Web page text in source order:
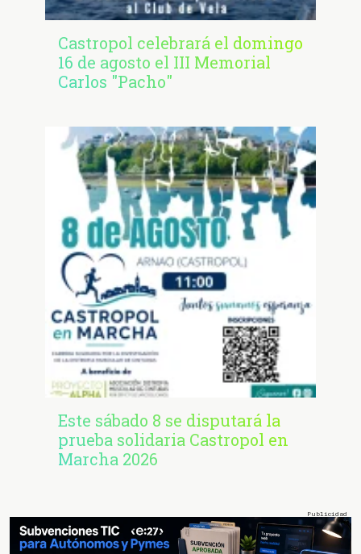
Castropol celebrará el domingo
16 de agosto el III Memorial
Carlos "Pacho"
Este sábado 8 se disputará la
prueba solidaria Castropol en
Marcha 2026